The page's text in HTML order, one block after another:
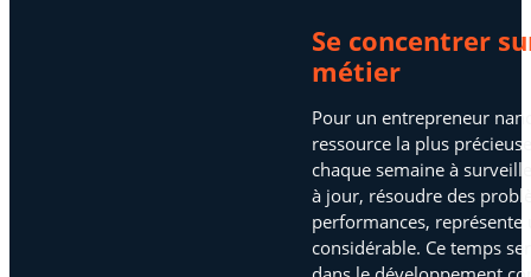
Se concentrer
métier
Pour un entrepreneur
ressource la plus
chaque semaine à
à jour, résoudre des
performances,
considérable. Ce temps